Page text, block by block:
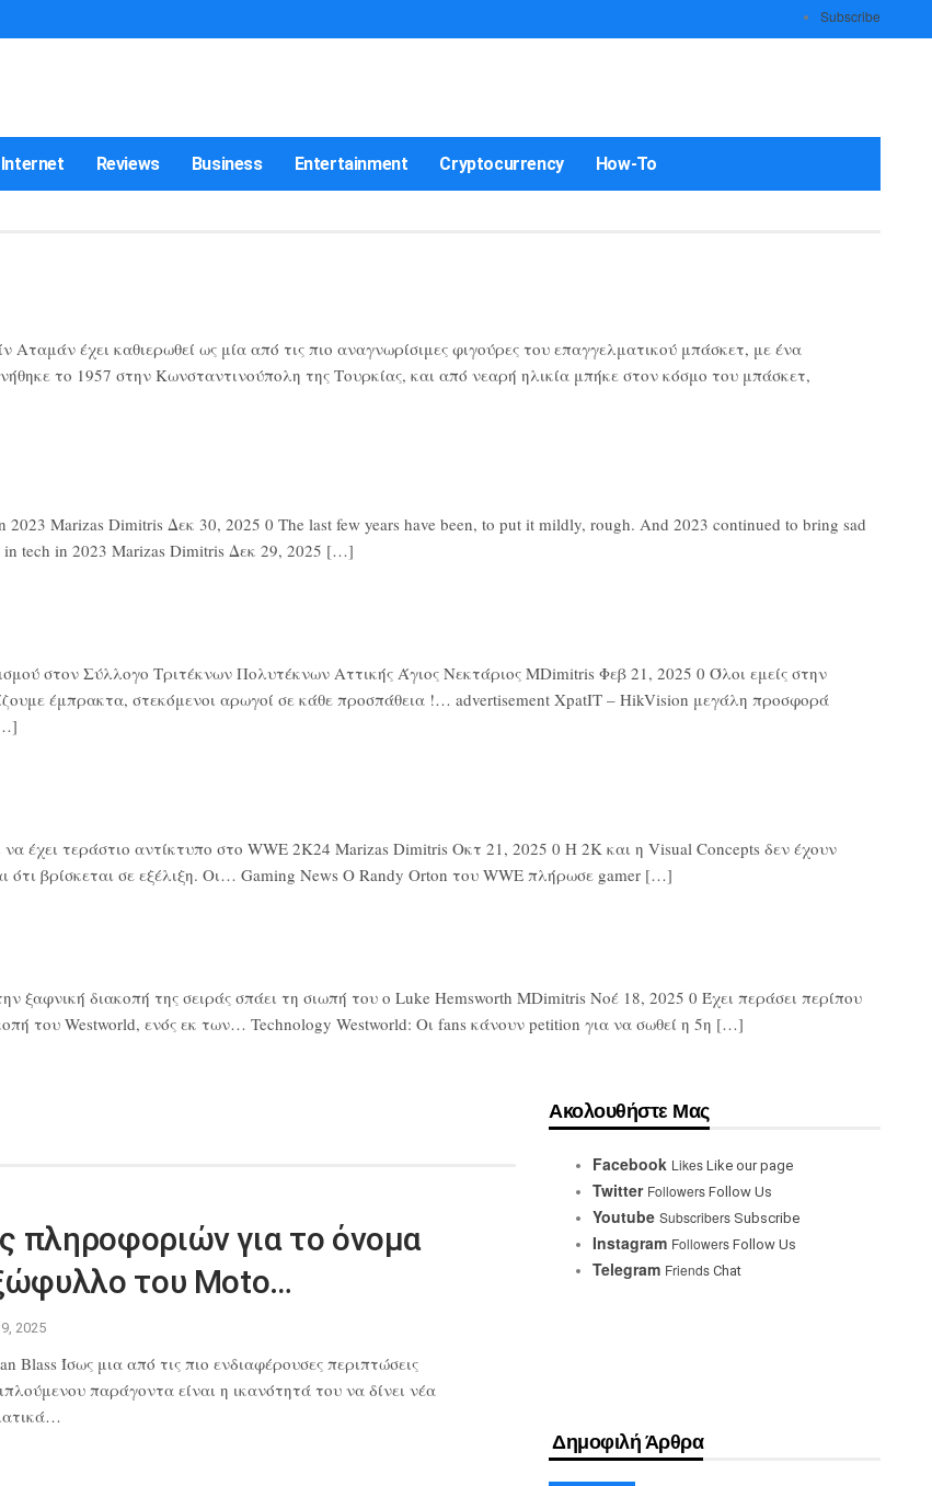
Subscribe
Internet Reviews Business Entertainment Cryptocurrency How-To
έχει καθιερωθεί ως μία από τις πιο αναγνωρίσιμες φιγούρες του επαγγελματικού μπάσκετ, με ένα
το 1957 στην Κωνσταντινούπολη της Τουρκίας, και από νεαρή ηλικία μπήκε στον κόσμο του μπάσκετ,
2023 Marizas Dimitris Δεκ 30, 2025 0 The last few years have been, to put it mildly, rough. And 2023 continued to bring sad
tech in 2023 Marizas Dimitris Δεκ 29, 2025 […]
στον Σύλλογο Τριτέκνων Πολυτέκνων Αττικής Άγιος Νεκτάριος MDimitris Φεβ 21, 2025 0 Όλοι εμείς στην
έμπρακτα, στεκόμενοι αρωγοί σε κάθε προσπάθεια !… advertisement XpatIT – HikVision μεγάλη προσφορά
έχει τεράστιο αντίκτυπο στο WWE 2K24 Marizas Dimitris Οκτ 21, 2025 0 Η 2K και η Visual Concepts δεν έχουν
ότι βρίσκεται σε εξέλιξη. Οι… Gaming News Ο Randy Orton του WWE πλήρωσε gamer […]
ξαφνική διακοπή της σειράς σπάει τη σιωπή του ο Luke Hemsworth MDimitris Νοέ 18, 2025 0 Έχει περάσει περίπου
του Westworld, ενός εκ των… Technology Westworld: Οι fans κάνουν petition για να σωθεί η 5η […]
πληροφοριών για το όνομα
του Moto…
2025
Blass Ίσως μια από τις πιο ενδιαφέρουσες περιπτώσεις
παράγοντα είναι η ικανότητά του να δίνει νέα
Ακολουθήστε Μας
Facebook Likes Like our page
Twitter Followers Follow Us
Youtube Subscribers Subscribe
Instagram Followers Follow Us
Telegram Friends Chat
Δημοφιλή Άρθρα